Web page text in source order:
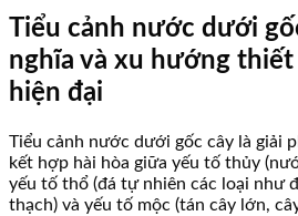
Tiểu cảnh nước dưới
nghĩa và xu hướng
hiện đại
Tiểu cảnh nước dưới gốc cây là giải
kết hợp hài hòa giữa yếu tố thủy
yếu tố thổ (đá tự nhiên các loại như
thạch) và yếu tố mộc (tán cây lớn,